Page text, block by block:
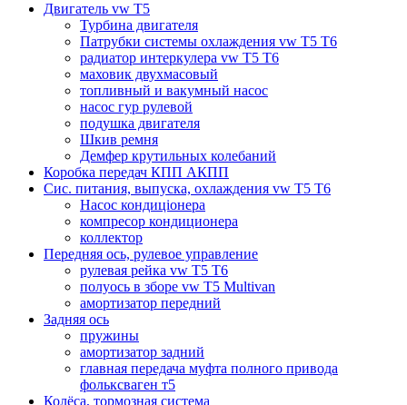
Двигатель vw T5
Турбина двигателя
Патрубки системы охлаждения vw T5 T6
радиатор интеркулера vw T5 T6
маховик двухмасовый
топливный и вакумный насос
насос гур рулевой
подушка двигателя
Шкив ремня
Демфер крутильных колебаний
Коробка передач КПП АКПП
Сис. питания, выпуска, охлаждения vw T5 T6
Насос кондиціонера
компресор кондиционера
коллектор
Передняя ось, рулевое управление
рулевая рейка vw T5 T6
полуось в зборе vw T5 Multivan
амортизатор передний
Задняя ось
пружины
амортизатор задний
главная передача муфта полного привода
фольксваген т5
Колёса, тормозная система